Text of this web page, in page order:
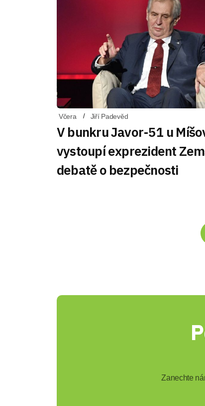
Včera Jiří Padevěd
V bunkru Javor-51 u
vystoupí exprezident
debatě o bezpečnosti
Zanechte